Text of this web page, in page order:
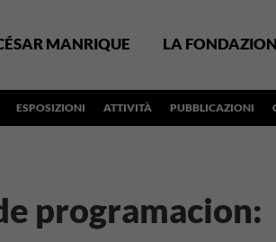
MANRIQUE LA
ESPOSIZIONI ATTIVITÀ PUBBLICAZIONI
programacion: